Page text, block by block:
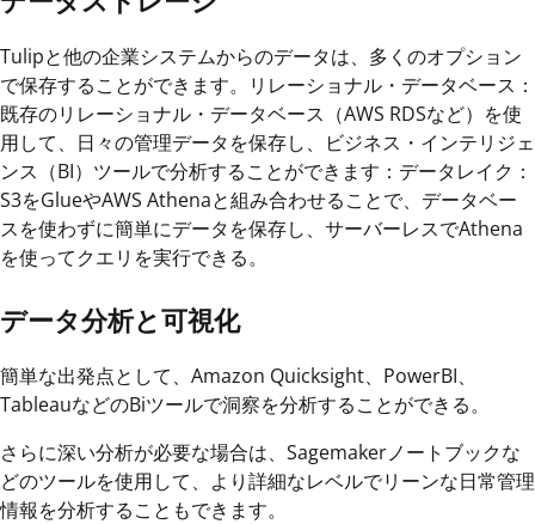
Tulipと他の企業システムからのデータは、多くのオプション
で保存することができます。リレーショナル・データベース：
既存のリレーショナル・データベース（AWS RDSなど）を使
用して、日々の管理データを保存し、ビジネス・インテリジェ
ンス（BI）ツールで分析することができます：データレイク：
S3をGlueやAWS Athenaと組み合わせることで、データベー
スを使わずに簡単にデータを保存し、サーバーレスでAthena
を使ってクエリを実行できる。
データ分析と可視化
簡単な出発点として、Amazon Quicksight、PowerBI、
TableauなどのBiツールで洞察を分析することができる。
さらに深い分析が必要な場合は、Sagemakerノートブックな
どのツールを使用して、より詳細なレベルでリーンな日常管理
情報を分析することもできます。